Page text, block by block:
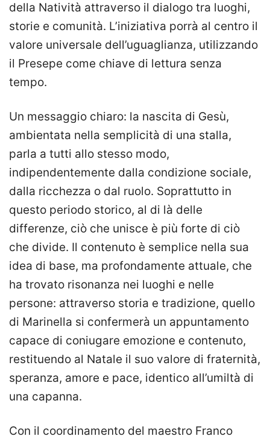
della Natività attraverso il dialogo tra luoghi,
storie e comunità. L’iniziativa porrà al centro il
valore universale dell’uguaglianza, utilizzando
il Presepe come chiave di lettura senza
tempo.
Un messaggio chiaro: la nascita di Gesù,
ambientata nella semplicità di una stalla,
parla a tutti allo stesso modo,
indipendentemente dalla condizione sociale,
dalla ricchezza o dal ruolo. Soprattutto in
questo periodo storico, al di là delle
differenze, ciò che unisce è più forte di ciò
che divide. Il contenuto è semplice nella sua
idea di base, ma profondamente attuale, che
ha trovato risonanza nei luoghi e nelle
persone: attraverso storia e tradizione, quello
di Marinella si confermerà un appuntamento
capace di coniugare emozione e contenuto,
restituendo al Natale il suo valore di fraternità,
speranza, amore e pace, identico all’umiltà di
una capanna.
Con il coordinamento del maestro Franco